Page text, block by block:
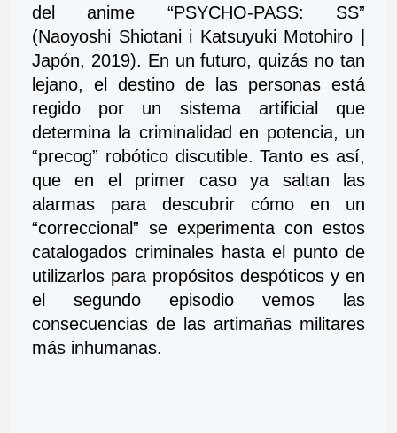
del anime “PSYCHO-PASS: SS”
(Naoyoshi Shiotani i Katsuyuki Motohiro |
Japón, 2019). En un futuro, quizás no tan
lejano, el destino de las personas está
regido por un sistema artificial que
determina la criminalidad en potencia, un
“precog” robótico discutible. Tanto es así,
que en el primer caso ya saltan las
alarmas para descubrir cómo en un
“correccional” se experimenta con estos
catalogados criminales hasta el punto de
utilizarlos para propósitos despóticos y en
el segundo episodio vemos las
consecuencias de las artimañas militares
más inhumanas.